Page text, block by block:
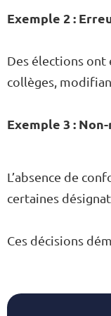
Exemple 2 :
Des élections ont
collèges,
Exemple 3 :
L’absence de
certaines
Ces décisions